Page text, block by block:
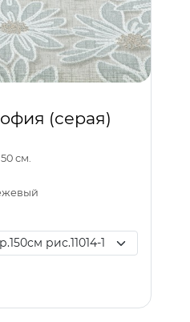
(серая)
см.